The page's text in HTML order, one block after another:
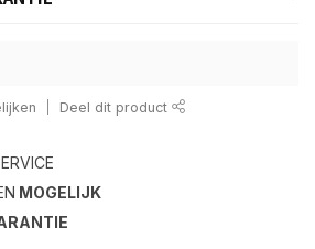
Deel dit product
MOGELIJK